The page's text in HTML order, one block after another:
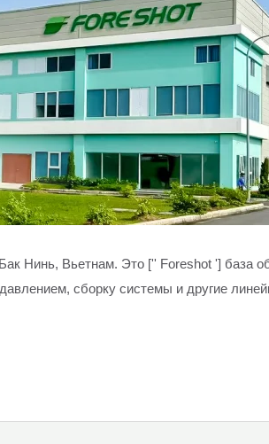
Нинь, Вьетнам. Это ['' Foreshot '] база
сборку системы и другие